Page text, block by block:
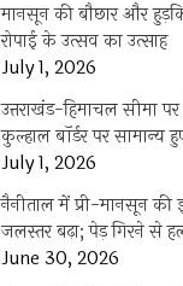
मानसून की बौछार और
रोपाई के उत्सव का उत्साह
July 1, 2026
उत्तराखंड-हिमाचल सीमा
कुल्हाल बॉर्डर पर सामान्य
July 1, 2026
नैनीताल में प्री-मानसून
जलस्तर बढ़ा; पेड़ गिरने से
June 30, 2026